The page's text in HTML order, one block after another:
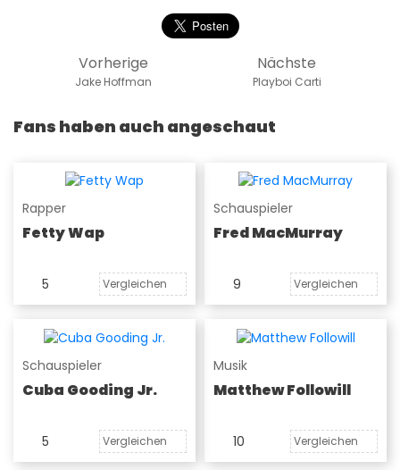
Nächste
Playboi Carti
Vorherige
Jake Hoffman
Fans haben auch angeschaut
Rapper
Fetty Wap
5 Vergleichen
Schauspieler
Fred MacMurray
9 Vergleichen
Schauspieler
Cuba Gooding Jr.
5 Vergleichen
Musik
Matthew Followill
10 Vergleichen